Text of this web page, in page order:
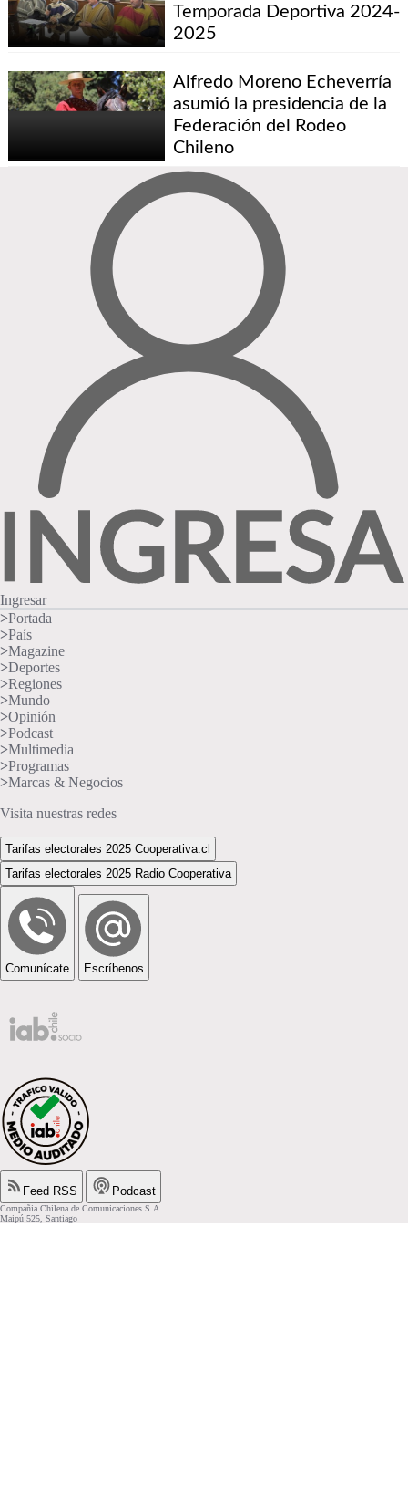
Temporada Deportiva 2024-
2025
Alfredo Moreno Echeverría
asumió la presidencia de la
Federación del Rodeo
Chileno
Ingresar
>Portada
>País
>Magazine
>Deportes
>Regiones
>Mundo
>Opinión
>Podcast
>Multimedia
>Programas
>Marcas & Negocios
Visita nuestras redes
Tarifas electorales 2025 Cooperativa.cl
Tarifas electorales 2025 Radio Cooperativa
Comunícate Escríbenos
Feed RSS Podcast
Compañia Chilena de Comunicaciones S.A.
Maipú 525, Santiago